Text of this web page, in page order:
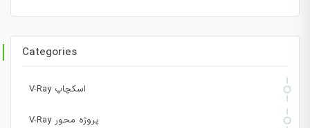
Categories
V-Ray اسکچاپ
V-Ray پروژه محور